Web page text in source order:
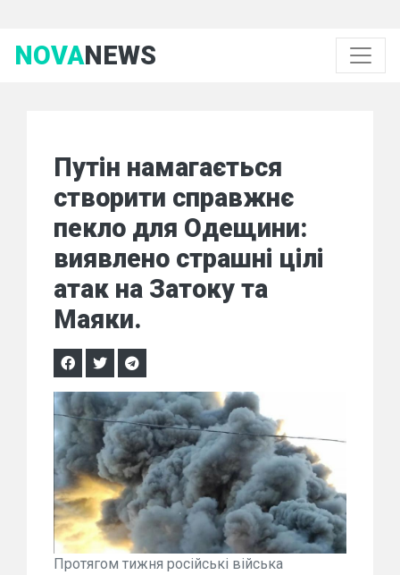
NOVANEWS
Путін намагається
створити справжнє
пекло для Одещини:
виявлено страшні цілі
атак на Затоку та
Маяки.
Протягом тижня російські війська